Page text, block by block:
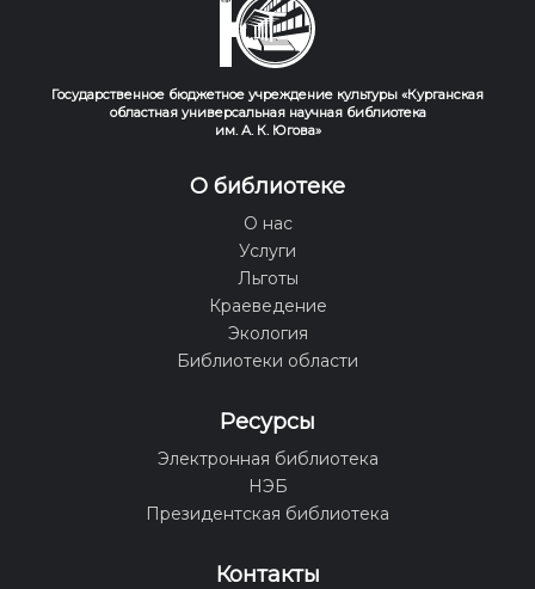
Государственное бюджетное учреждение культуры «Курганская
областная универсальная научная библиотека
им. А. К. Югова»
О библиотеке
О нас
Услуги
Льготы
Краеведение
Экология
Библиотеки области
Ресурсы
Электронная библиотека
НЭБ
Президентская библиотека
Контакты